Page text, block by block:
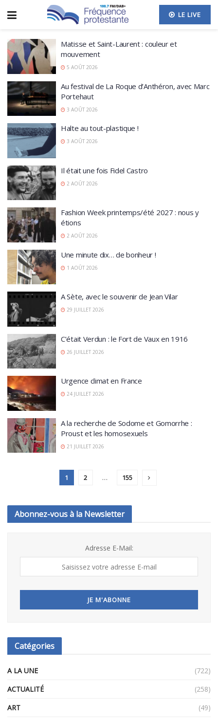
LE LIVE
Matisse et Saint-Laurent : couleur et
mouvement
5 AOÛT 2026
Au festival de La Roque d’Anthéron, avec Marc
Portehaut
3 AOÛT 2026
Halte au tout-plastique !
3 AOÛT 2026
Il était une fois Fidel Castro
2 AOÛT 2026
Fashion Week printemps/été 2027 : nous y
étions
2 AOÛT 2026
Une minute dix… de bonheur !
1 AOÛT 2026
A Sète, avec le souvenir de Jean Vilar
29 JUILLET 2026
C’était Verdun : le Fort de Vaux en 1916
26 JUILLET 2026
Urgence climat en France
24 JUILLET 2026
A la recherche de Sodome et Gomorrhe :
Proust et les homosexuels
21 JUILLET 2026
1 2 … 155
Abonnez-vous à la Newsletter
Adresse E-Mail:
Catégories
A LA UNE
(722)
ACTUALITÉ
(258)
ART
(49)